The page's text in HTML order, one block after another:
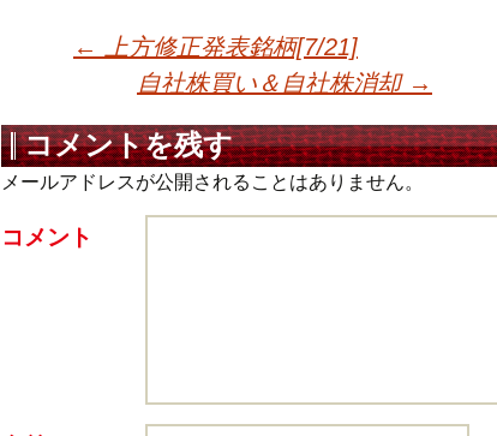
投稿ナビゲーション
←
上方修正発表銘柄[7/21]
自社株買い＆自社株消却 →
コメントを残す
メールアドレスが公開されることはありません。
コメント